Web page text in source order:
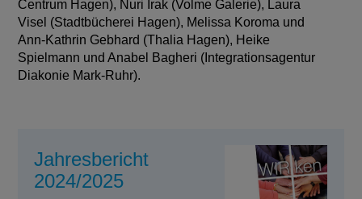
Centrum Hagen), Nuri Irak (Volme Galerie), Laura
Visel (Stadtbücherei Hagen), Melissa Koroma und
Ann-Kathrin Gebhard (Thalia Hagen), Heike
Spielmann und Anabel Bagheri (Integrationsagentur
Diakonie Mark-Ruhr).
Jahresbericht
2024/2025